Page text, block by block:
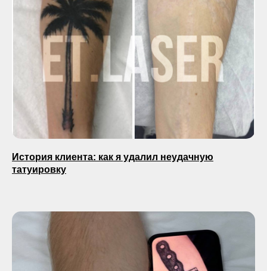
История клиента: как я удалил неудачную
татуировку